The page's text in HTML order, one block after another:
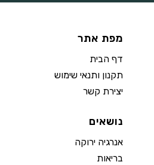
מפת אתר
דף הבית
תקנון ותנאי שימוש
יצירת קשר
נושאים
אנרגיה ירוקה
בריאות